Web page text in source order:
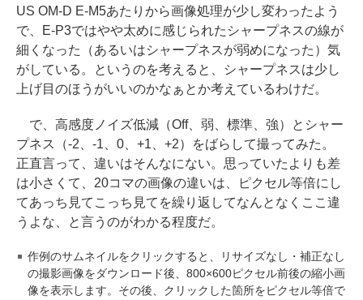
US OM-D E-M5あたりから画像処理が少し変わったよう
で、E-P3ではやや太めに感じられたシャープネスの線が
細くなった（あるいはシャープネスが弱めになった）気
がしている。というのを考えると、シャープネスは少し
上げ目のほうがいいのかなぁとか考えているわけだ。
で、高感度ノイズ低減（Off、弱、標準、強）とシャー
プネス（-2、-1、0、+1、+2）をばらして撮ってみた。
正直言って、違いはそんなにない。思っていたよりも差
は小さくて、20コマの画像の違いは、ピクセル等倍にし
てあっち見てこっち見てを繰り返してなんとなくここ違
うよな、と言うのがわかる程度だ。
作例のサムネイルをクリックすると、リサイズなし・補正なし
の撮影画像をダウンロード後、800×600ピクセル前後の縮小画
像を表示します。その後、クリックした箇所をピクセル等倍で